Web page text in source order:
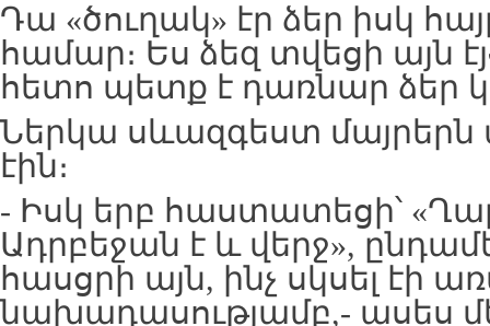
Դա «ծուղակ» էր ձեր իսկ
համար։ Ես ձեզ տվեցի այն
հետո պետք է դառնար ձեր
Ներկա սևազգեստ մայրերն
էին։
- Իսկ երբ հաստատեցի՝
Ադրբեջան է և վերջ»,
հասցրի այն, ինչ սկսել էի
նախադասությամբ,- ասես